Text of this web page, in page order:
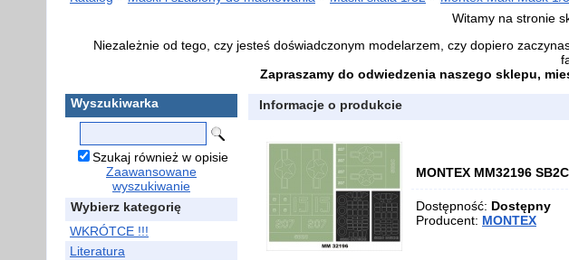
Witamy na stronie
Niezależnie od tego, czy jesteś doświadczonym modelarzem, czy dopiero
Zapraszamy do odwiedzenia naszego sklepu,
Wyszukiwarka
Szukaj również w opisie
Zaawansowane
wyszukiwanie
Wybierz kategorię
WKRÓTCE !!!
Literatura
Informacje o produkcie
MONTEX MM32196
Dostępność: Dostępny
Producent: MONTEX